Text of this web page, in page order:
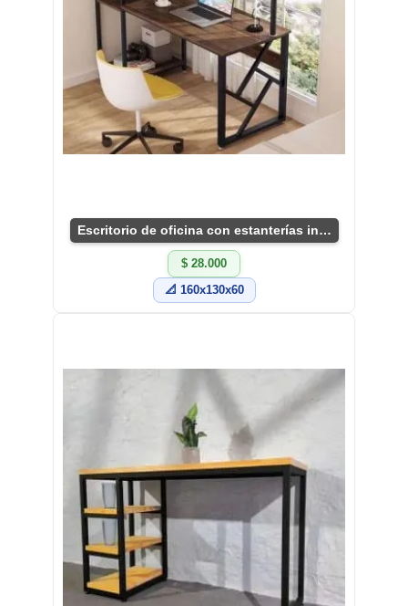
Escritorio de oficina con estanterías integradas
$ 28.000
📐 160x130x60